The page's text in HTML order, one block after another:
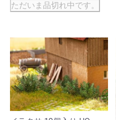
ただいま品切れ中です。